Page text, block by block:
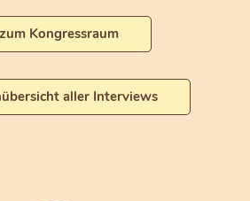
zum Kongressraum
aller Interviews